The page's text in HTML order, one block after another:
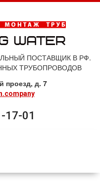
ПОСТАВЩИК В РФ.
ТРУБОПРОВОДОВ
проезд, д. 7
17-01